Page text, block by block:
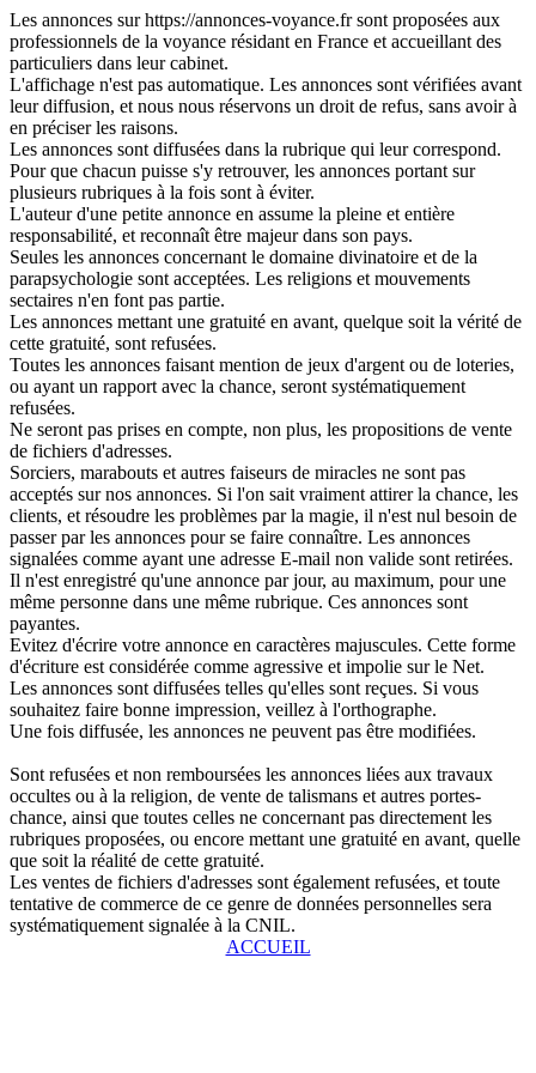
Les annonces sur https://annonces-voyance.fr sont proposées aux
professionnels de la voyance résidant en France et accueillant des
particuliers dans leur cabinet.
L'affichage n'est pas automatique. Les annonces sont vérifiées avant
leur diffusion, et nous nous réservons un droit de refus, sans avoir à
en préciser les raisons.
Les annonces sont diffusées dans la rubrique qui leur correspond.
Pour que chacun puisse s'y retrouver, les annonces portant sur
plusieurs rubriques à la fois sont à éviter.
L'auteur d'une petite annonce en assume la pleine et entière
responsabilité, et reconnaît être majeur dans son pays.
Seules les annonces concernant le domaine divinatoire et de la
parapsychologie sont acceptées. Les religions et mouvements
sectaires n'en font pas partie.
Les annonces mettant une gratuité en avant, quelque soit la vérité de
cette gratuité, sont refusées.
Toutes les annonces faisant mention de jeux d'argent ou de loteries,
ou ayant un rapport avec la chance, seront systématiquement
refusées.
Ne seront pas prises en compte, non plus, les propositions de vente
de fichiers d'adresses.
Sorciers, marabouts et autres faiseurs de miracles ne sont pas
acceptés sur nos annonces. Si l'on sait vraiment attirer la chance, les
clients, et résoudre les problèmes par la magie, il n'est nul besoin de
passer par les annonces pour se faire connaître. Les annonces
signalées comme ayant une adresse E-mail non valide sont retirées.
Il n'est enregistré qu'une annonce par jour, au maximum, pour une
même personne dans une même rubrique. Ces annonces sont
payantes.
Evitez d'écrire votre annonce en caractères majuscules. Cette forme
d'écriture est considérée comme agressive et impolie sur le Net.
Les annonces sont diffusées telles qu'elles sont reçues. Si vous
souhaitez faire bonne impression, veillez à l'orthographe.
Une fois diffusée, les annonces ne peuvent pas être modifiées.
Sont refusées et non remboursées les annonces liées aux travaux
occultes ou à la religion, de vente de talismans et autres portes-
chance, ainsi que toutes celles ne concernant pas directement les
rubriques proposées, ou encore mettant une gratuité en avant, quelle
que soit la réalité de cette gratuité.
Les ventes de fichiers d'adresses sont également refusées, et toute
tentative de commerce de ce genre de données personnelles sera
systématiquement signalée à la CNIL.
ACCUEIL